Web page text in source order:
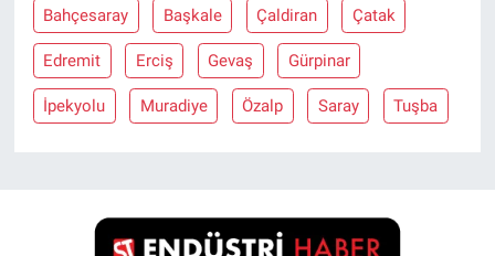
Bahçesaray Başkale Çaldiran Çatak
Edremit Erciş Gevaş Gürpinar
İpekyolu Muradiye Özalp Saray Tuşba